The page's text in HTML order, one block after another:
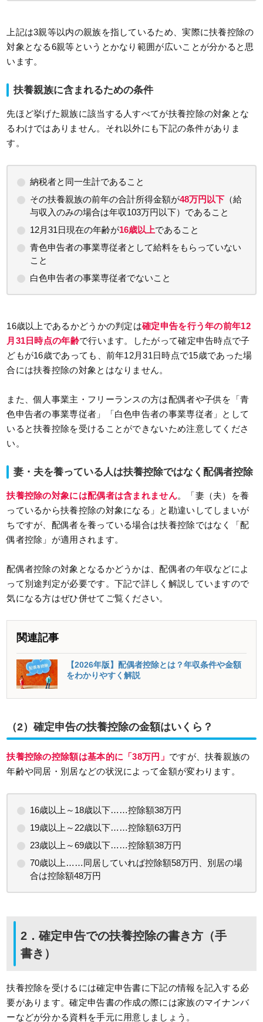
上記は3親等以内の親族を指しているため、実際に扶養控除の
対象となる6親等というとかなり範囲が広いことが分かると思
います。
扶養親族に含まれるための条件
先ほど挙げた親族に該当する人すべてが扶養控除の対象とな
るわけではありません。それ以外にも下記の条件がありま
す。
納税者と同一生計であること
その扶養親族の前年の合計所得金額が48万円以下 （給
与収入のみの場合は年収103万円以下）であること
12月31日現在の年齢が16歳以上であること
青色申告者の事業専従者として給料をもらっていない
こと
白色申告者の事業専従者でないこと
16歳以上であるかどうかの判定は確定申告を行う年の前年12
月31日時点の年齢で行います。したがって確定申告時点で子
どもが16歳であっても、前年12月31日時点で15歳であった場
合には扶養控除の対象とはなりません。
また、個人事業主・フリーランスの方は配偶者や子供を「青
色申告者の事業専従者」「白色申告者の事業専従者」として
いると扶養控除を受けることができないため注意してくださ
い。
妻・夫を養っている人は扶養控除ではなく配偶者控除
扶養控除の対象には配偶者は含まれません。「妻（夫）を養
っているから扶養控除の対象になる」と勘違いしてしまいが
ちですが、配偶者を養っている場合は扶養控除ではなく「配
偶者控除」が適用されます。
配偶者控除の対象となるかどうかは、配偶者の年収などによ
って別途判定が必要です。下記で詳しく解説していますので
気になる方はぜひ併せてご覧ください。
関連記事
【2026年版】配偶者控除とは？年収条件や金額
をわかりやすく解説
（2）確定申告の扶養控除の金額はいくら？
扶養控除の控除額は基本的に「38万円」 ですが、扶養親族の
年齢や同居・別居などの状況によって金額が変わります。
16歳以上～18歳以下……控除額38万円
19歳以上～22歳以下……控除額63万円
23歳以上～69歳以下……控除額38万円
70歳以上……同居していれば控除額58万円、別居の場
合は控除額48万円
2．確定申告での扶養控除の書き方（手
書き）
扶養控除を受けるには確定申告書に下記の情報を記入する必
要があります。確定申告書の作成の際には家族のマイナンバ
ーなどが分かる資料を手元に用意しましょう。